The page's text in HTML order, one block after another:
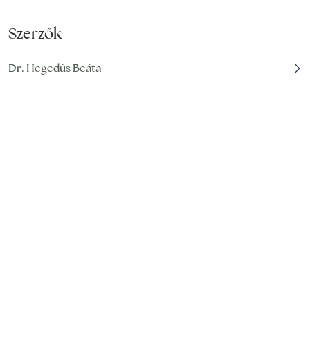
Szerzők
Dr. Hegedűs Beáta